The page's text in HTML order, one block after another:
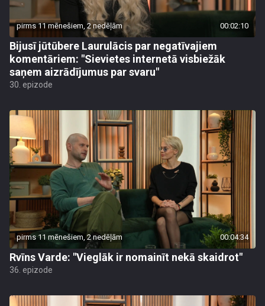
pirms 11 mēnešiem, 2 nedēļām 00:02:10
Bijusī jūtūbere Laurulācis par negatīvajiem
komentāriem: "Sievietes internetā visbiežāk
saņem aizrādījumus par svaru"
30. epizode
pirms 11 mēnešiem, 2 nedēļām 00:04:34
Rvīns Varde: "Vieglāk ir nomainīt nekā skaidrot"
36. epizode